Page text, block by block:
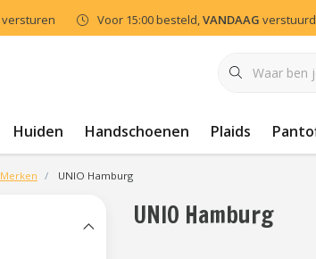
versturen Voor 15:00 besteld,VANDAAG
Huiden Handschoenen Plaids
Merken UNIO Hamburg
UNIO Hamburg